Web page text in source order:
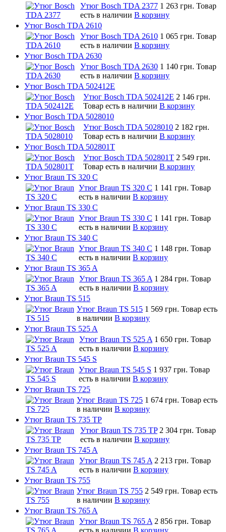
Утюг Bosch TDA 2377 1 263 грн. Товар
есть в наличии В корзину
Утюг Bosch TDA 2610
Утюг Bosch TDA 2610 1 065 грн. Товар
есть в наличии В корзину
Утюг Bosch TDA 2630
Утюг Bosch TDA 2630 1 140 грн. Товар
есть в наличии В корзину
Утюг Bosch TDA 502412E
Утюг Bosch TDA 502412E 2 146 грн.
Товар есть в наличии В корзину
Утюг Bosch TDA 5028010
Утюг Bosch TDA 5028010 2 182 грн.
Товар есть в наличии В корзину
Утюг Bosch TDA 502801T
Утюг Bosch TDA 502801T 2 549 грн.
Товар есть в наличии В корзину
Утюг Braun TS 320 C
Утюг Braun TS 320 C 1 141 грн. Товар
есть в наличии В корзину
Утюг Braun TS 330 C
Утюг Braun TS 330 C 1 141 грн. Товар
есть в наличии В корзину
Утюг Braun TS 340 C
Утюг Braun TS 340 C 1 148 грн. Товар
есть в наличии В корзину
Утюг Braun TS 365 A
Утюг Braun TS 365 A 1 284 грн. Товар
есть в наличии В корзину
Утюг Braun TS 515
Утюг Braun TS 515 1 569 грн. Товар есть
в наличии В корзину
Утюг Braun TS 525 A
Утюг Braun TS 525 A 1 650 грн. Товар
есть в наличии В корзину
Утюг Braun TS 545 S
Утюг Braun TS 545 S 1 937 грн. Товар
есть в наличии В корзину
Утюг Braun TS 725
Утюг Braun TS 725 1 674 грн. Товар есть
в наличии В корзину
Утюг Braun TS 735 TP
Утюг Braun TS 735 TP 2 304 грн. Товар
есть в наличии В корзину
Утюг Braun TS 745 A
Утюг Braun TS 745 A 2 213 грн. Товар
есть в наличии В корзину
Утюг Braun TS 755
Утюг Braun TS 755 2 549 грн. Товар есть
в наличии В корзину
Утюг Braun TS 765 A
Утюг Braun TS 765 A 2 856 грн. Товар
есть в наличии В корзину